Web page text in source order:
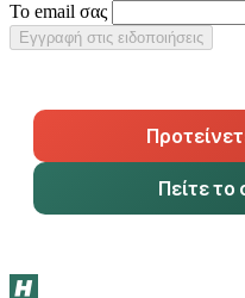
Το email σας
Εγγραφή στις ειδοποιήσεις
Πείτε